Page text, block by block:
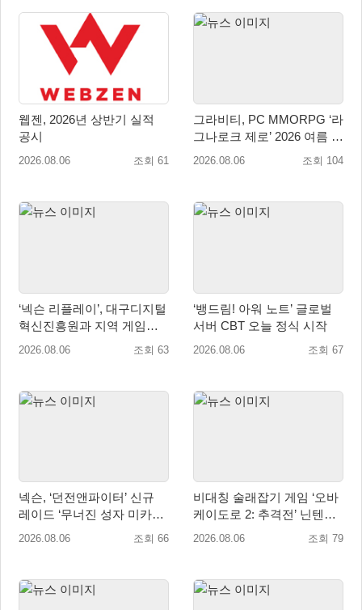
웹젠, 2026년 상반기 실적
공시
2026.08.06 조회 61
그라비티, PC MMORPG ‘라
그나로크 제로’ 2026 여름 프
로모션 진행!
2026.08.06 조회 104
‘넥슨 리플레이’, 대구디지털
혁신진흥원과 지역 게임산
업 육성 위한 업무협약 체결
2026.08.06 조회 63
‘뱅드림! 아워 노트’ 글로벌
서버 CBT 오늘 정식 시작
2026.08.06 조회 67
넥슨, ‘던전앤파이터’ 신규
레이드 ‘무너진 성자 미카엘
라’ 업데이트!
2026.08.06 조회 66
비대칭 술래잡기 게임 ‘오바
케이도로 2: 추격전’ 닌텐도
eShop 출시
2026.08.06 조회 79